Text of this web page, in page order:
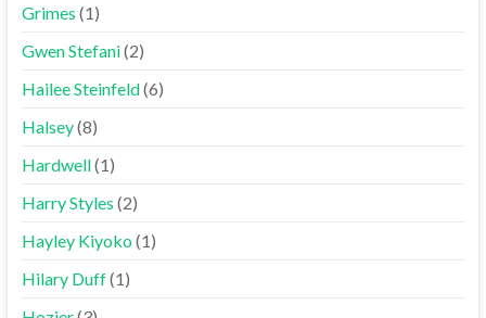
Grimes (1)
Gwen Stefani(2)
Hailee Steinfeld(6)
Halsey(8)
Hardwell(1)
Harry Styles (2)
Hayley Kiyoko(1)
Hilary Duff(1)